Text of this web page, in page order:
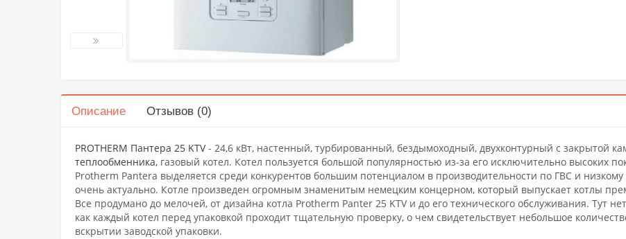
Описание Отзывов (0)
PROTHERM Пантера 25 KTV - 24,6 кВт, настенный, турбированный, бездымоходный, двухконтурный с закрытой
теплообменника, газовый котел. Котел пользуется большой популярностью из-за его исключительно высоких
Protherm Pantera выделяется среди конкурентов большим потенциалом в производительности по ГВС и
очень актуально. Котле произведен огромным знаменитым немецким концерном, который выпускает котлы
Все продумано до мелочей, от дизайна котла Protherm Panter 25 KTV и до его технического обслуживания. Тут
как каждый котел перед упаковкой проходит тщательную проверку, о чем свидетельствует небольшое
вскрытии заводской упаковки.